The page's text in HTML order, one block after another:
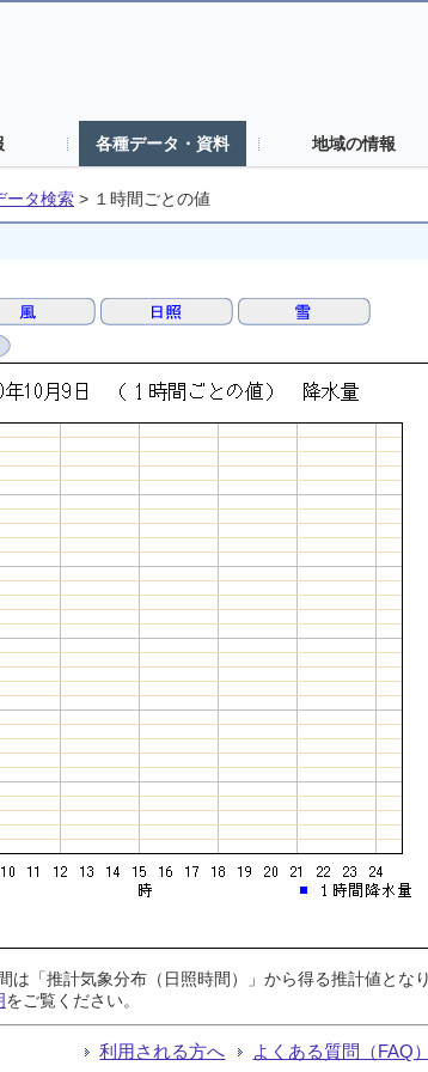
各種データ・資料 地域の情報
ータ検索 > １時間ごとの値
は「推計気象分布（日照時間）」から得る推計値とな
をご覧ください。
利用される方へ よくある質問（FAQ）